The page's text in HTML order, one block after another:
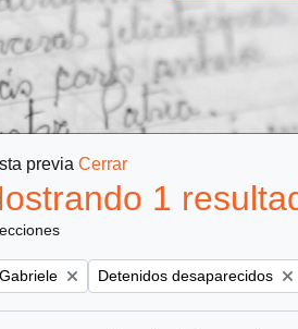
previa Cerrar
1
Remove filter:
Detenidos desaparecidos